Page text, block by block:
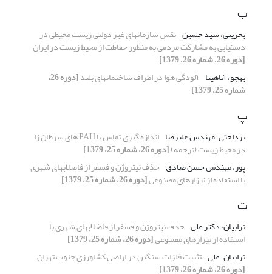
ب
بحرینی، سید حسین نقش سازمانهای غیر دولتی زیست محیطی در
دستیابی به مشارکت مردمی به منظور حفاظت از محیط زیست در ایران
[دوره 26، شماره 26، 1379]
بهجو، آناهیتا آلودگی هوا در اطراف ساختمانهای بلند [دوره 26،
شماره 25، 1379]
پ
پرداختی، مهندس علیرضا اندازه گیری تماس با PAH های سرطان زا
در محیط زیست (ترجمه)[دوره 26، شماره 25، 1379]
پور، مهندس حسن صادق حذف نیتروژن و فسفر از فاضلابهای شهری
با استفاده از نیزارهای مصنوعی[دوره 26، شماره 25، 1379]
ت
ترابیان، دکتر علی حذف نیتروژن و فسفر از فاضلابهای شهری با
استفاده از نیزارهای مصنوعی[دوره 26، شماره 25، 1379]
ترابیان، علی تثبیت فلزات سنگین در اراضی کشاورزی جنوب تهران
[دوره 26، شماره 26، 1379]